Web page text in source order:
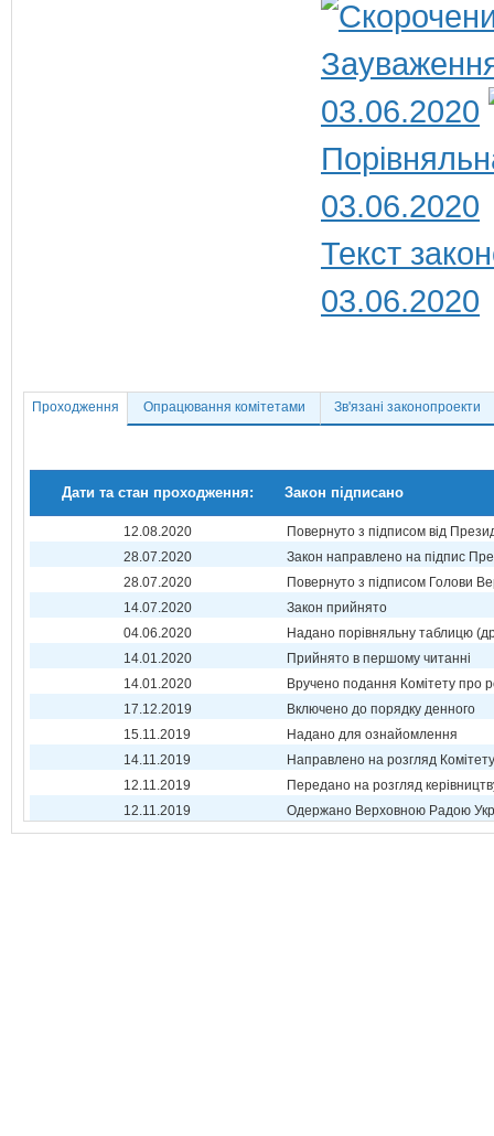
03.06.2020
03.06.2020
Текст
03.06.2020
Проходження Опрацювання комітетами Зв'язані законопроекти
Дати та стан проходження: Закон підписано
12.08.2020
Повернуто з підписом від
28.07.2020
Закон направлено на підпис
28.07.2020
Повернуто з підписом Голови
14.07.2020
Закон прийнято
04.06.2020
Надано порівняльну таблицю
14.01.2020
Прийнято в першому читанні
14.01.2020
Вручено подання Комітету про
17.12.2019
Включено до порядку денного
15.11.2019
Надано для ознайомлення
14.11.2019
Направлено на розгляд Комітету
12.11.2019
Передано на розгляд
12.11.2019
Одержано Верховною Радою